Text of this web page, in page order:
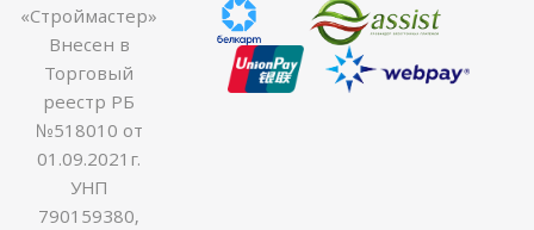
«Строймастер»
Внесен в
Торговый
реестр РБ
№518010 от
01.09.2021г.
УНП
790159380,